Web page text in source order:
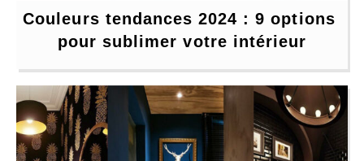
Couleurs tendances 2024 : 9 options
pour sublimer votre intérieur